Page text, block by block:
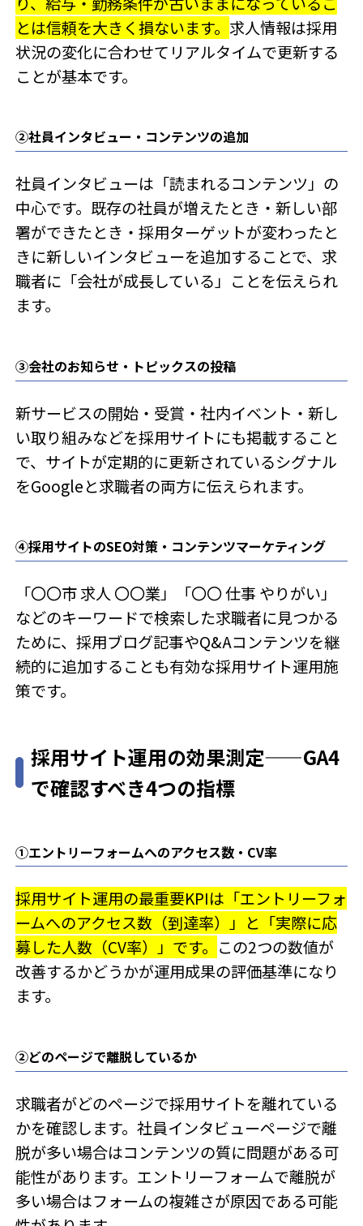
とは信頼を大きく損ないます。求人情報は採用
状況の変化に合わせてリアルタイムで更新する
ことが基本です。
②社員インタビュー・コンテンツの追加
社員インタビューは「読まれるコンテンツ」の
中心です。既存の社員が増えたとき・新しい部
署ができたとき・採用ターゲットが変わったと
きに新しいインタビューを追加することで、求
職者に「会社が成長している」ことを伝えられ
ます。
③会社のお知らせ・トピックスの投稿
新サービスの開始・受賞・社内イベント・新し
い取り組みなどを採用サイトにも掲載すること
で、サイトが定期的に更新されているシグナル
をGoogleと求職者の両方に伝えられます。
④採用サイトのSEO対策・コンテンツマーケティング
「〇〇市 求人 〇〇業」「〇〇 仕事 やりがい」
などのキーワードで検索した求職者に見つかる
ために、採用ブログ記事やQ&Aコンテンツを継
続的に追加することも有効な採用サイト運用施
策です。
採用サイト運用の効果測定——GA4
で確認すべき4つの指標
①エントリーフォームへのアクセス数・CV率
採用サイト運用の最重要KPIは「エントリーフォ
ームへのアクセス数（到達率）」と「実際に応
募した人数（CV率）」です。 この2つの数値が
改善するかどうかが運用成果の評価基準になり
ます。
②どのページで離脱しているか
求職者がどのページで採用サイトを離れている
かを確認します。社員インタビューページで離
脱が多い場合はコンテンツの質に問題がある可
能性があります。エントリーフォームで離脱が
多い場合はフォームの複雑さが原因である可能